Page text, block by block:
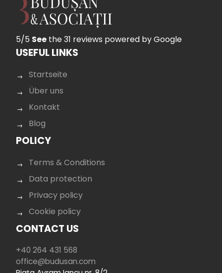
5/5 See the 31 reviews powered by Google
USEFUL LINKS
Startseite
Über uns
Kontakt
Blog
POLICY
Terms & Conditions
Data protection
Privacy policy
Cookie policy
CONTACT US
+40 264 431 568
office@budusan.com